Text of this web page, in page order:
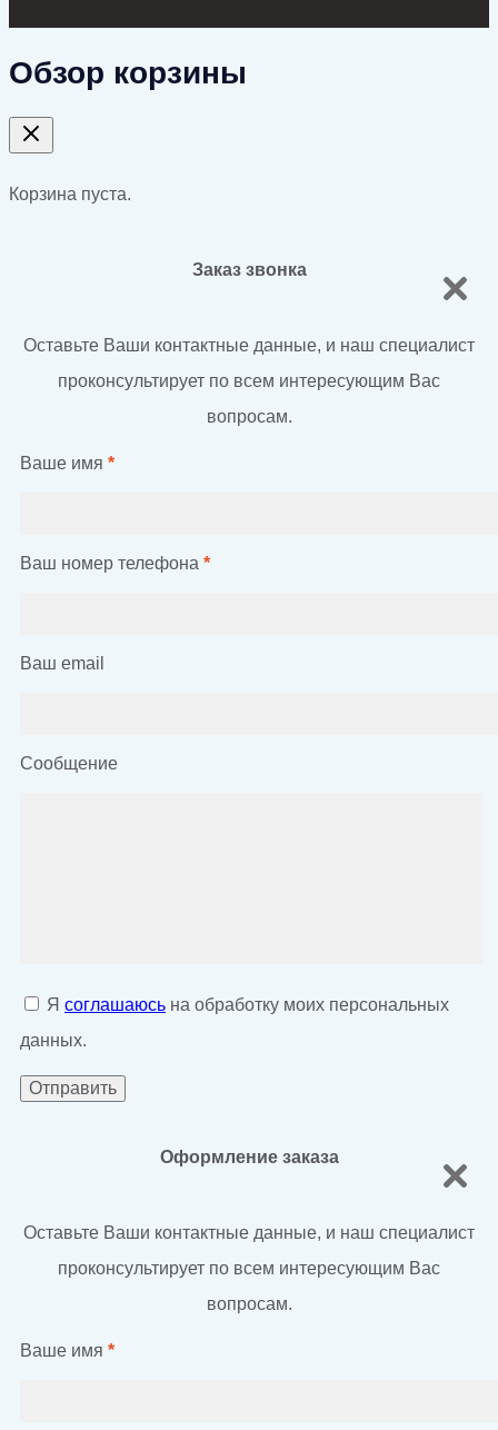
Обзор корзины
Корзина пуста.
Заказ звонка
Оставьте Ваши контактные данные, и наш специалист
проконсультирует по всем интересующим Вас
вопросам.
Ваше имя *
Ваш номер телефона *
Ваш email
Сообщение
Я соглашаюсь на обработку моих персональных
данных.
Оформление заказа
Оставьте Ваши контактные данные, и наш специалист
проконсультирует по всем интересующим Вас
вопросам.
Ваше имя *